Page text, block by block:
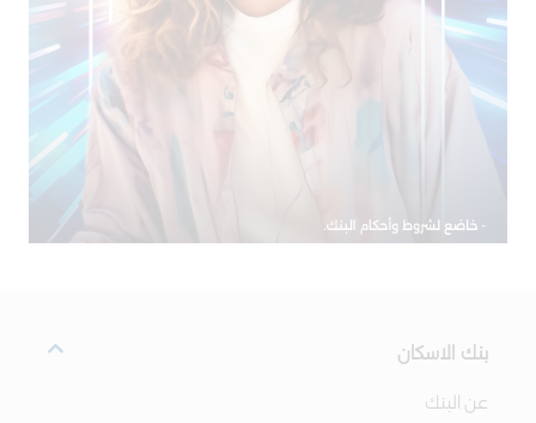
بنك الاسكان
عن البنك